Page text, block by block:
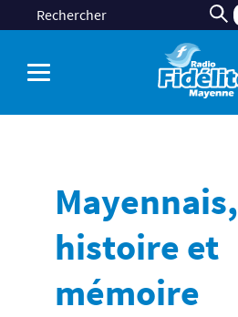
Mayennais,
histoire et
mémoire